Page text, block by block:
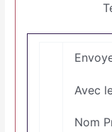
Avec
Nom